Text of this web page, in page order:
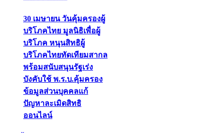
30 เมษายน วันคุ้มครองผู้
บริโภคไทย มูลนิธิเพื่อผู้
บริโภค หนุนสิทธิผู้
บริโภคไทยทัดเทียมสากล
พร้อมสนับสนุนรัฐเร่ง
บังคับใช้ พ.ร.บ.คุ้มครอง
ข้อมูลส่วนบุคคลแก้
ปัญหาละเมิดสิทธิ
ออนไลน์